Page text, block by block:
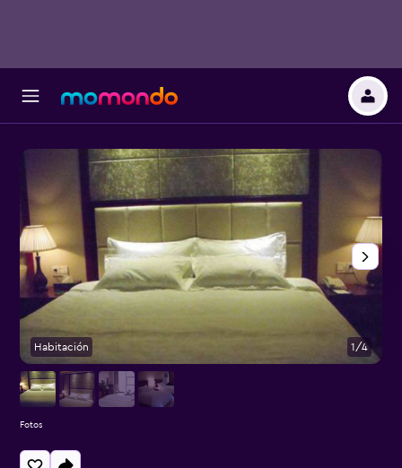
Habitación 1/4
Fotos